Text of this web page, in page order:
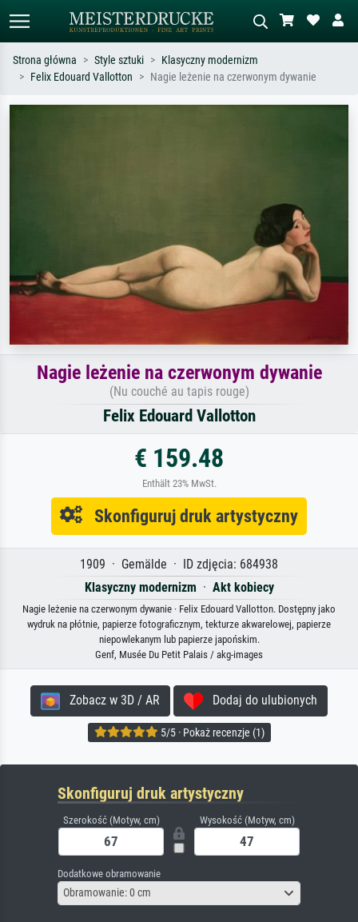
Strona główna Style sztuki
Klasyczny modernizm
Felix Edouard Vallotton
Nagie leżenie na czerwonym dywanie
Nagie leżenie na czerwonym dywanie
(Nu couché au tapis rouge)
Felix Edouard Vallotton
€ 159.48
Enthält 23% MwSt.
Skonfiguruj druk artystyczny
1909 · Gemälde · ID zdjęcia: 684938
Klasyczny modernizm · Akt kobiecy
Nagie leżenie na czerwonym dywanie · Felix Edouard Vallotton. Dostępny jako
wydruk na płótnie, papierze fotograficznym, tekturze akwarelowej, papierze
niepowlekanym lub papierze japońskim.
Genf, Musée Du Petit Palais / akg-images
Zobacz w 3D / AR Dodaj do ulubionych
5/5 · Pokaż recenzje (1)
Skonfiguruj druk artystyczny
Szerokość (Motyw, cm) Wysokość (Motyw, cm)
Dodatkowe obramowanie
Obramowanie: 0 cm